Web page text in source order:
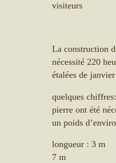
visiteurs
La construction
nécessité 220
étalées de
quelques
pierre ont été
un poids
longueur : 3
7 m